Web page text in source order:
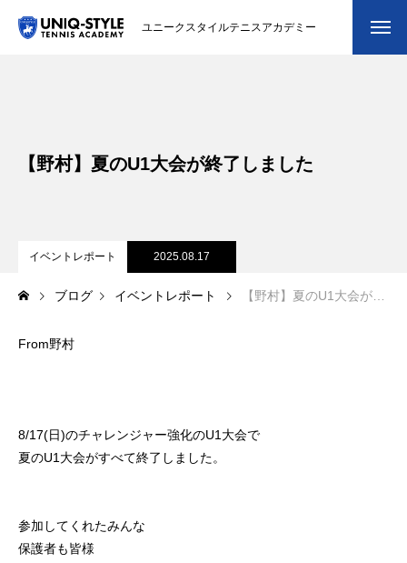
ユニークスタイルテニスアカデミー
スクール紹介・コーチ紹介
ブログ
アクセス
お問い合わせ
【野村】夏のU1大会が終了しました
イベントレポート 2025.08.17
ブログ イベントレポート 【野村】夏のU1大会が終了しました
From野村
8/17(日)のチャレンジャー強化のU1大会で
夏のU1大会がすべて終了しました。
参加してくれたみんな
保護者も皆様